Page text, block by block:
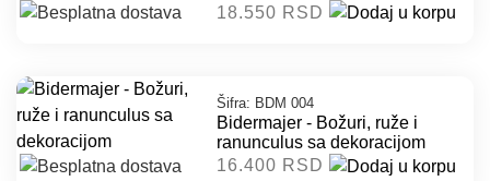
18.550 RSD
Šifra: BDM 004
Bidermajer - Božuri, ruže i
ranunculus sa dekoracijom
16.400 RSD